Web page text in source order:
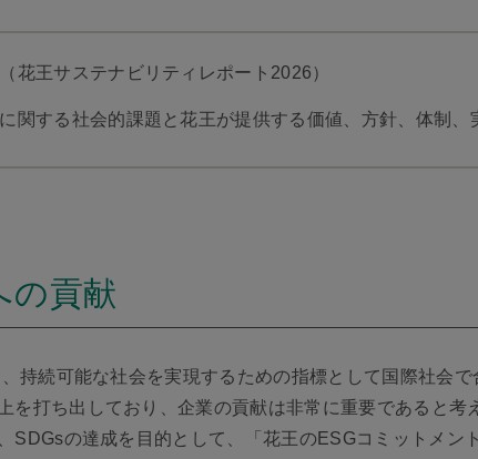
花王サステナビリティレポート2026）
関する社会的課題と花王が提供する価値、方針、体制、
の貢献
持続可能な社会を実現するための指標として国際社会
を打ち出しており、企業の貢献は非常に重要であると考
SDGsの達成を目的として、「花王のESGコミットメ